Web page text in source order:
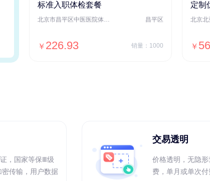
标准入职体检套餐
北京市昌平区中医医院体检中心 昌平区
￥ 226.93 销量：1000
定制
北京北
￥
，国家等保Ⅲ级
传输，用户数据
交易透明
价格透明，无隐
费，单月或单次付